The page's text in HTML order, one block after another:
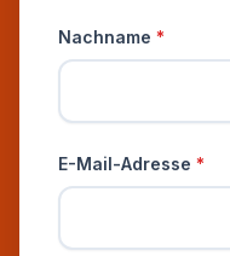
Nachname *
E-Mail-Adresse *